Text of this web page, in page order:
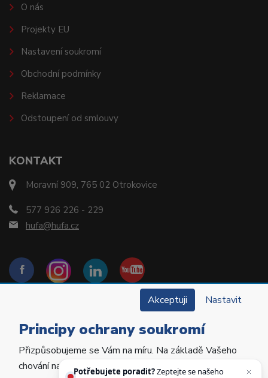
KONTAKT
Moravní 909, 765 02 Otrokovice
577 926 226 - 229
hufa@hufa.cz
O nás
Projekty EU
Nastavení soukromí
Obchodní podmínky
Reklamace
Odstoupení od smlouvy
Copyright © 2022 Hu-Fa Dental a.s. Všechna práva
vyhrazena.
Akceptuji Nastavit
Principy ochrany soukromí
Přizpůsobujeme se Vám na míru. Na základě Vašeho
chování na webu personalizujeme jeho obsah a
Potřebujete poradit?Zeptejte se našeho